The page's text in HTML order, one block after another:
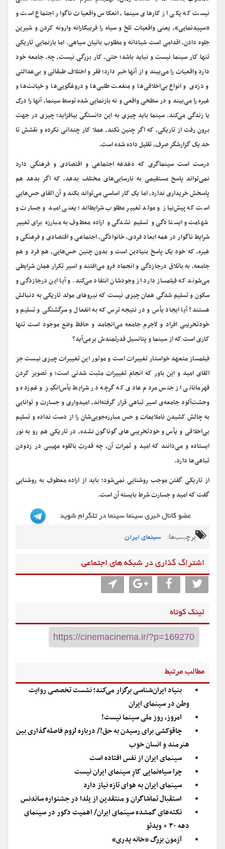
نیست که یکی از کارهای سینما، انعکاس واقعیات ناگوار اجتماع است و
«سپیدنمایی»، یعنی واقعیات تلخ و سیاه را فریبکارانه وارونه کردن و شیرین
جلوه دادن، اقدامی است شیادانه و مطلوب بانیان سیاهی‌. اما بازنمایی تاریکی
تنها کار سینما نیست و نباید باشد؛ حتی، کار بزرگی نیست، چه، جامعه خود
دارد واقعیات را می‌بیند و از آنها خبر دارد؛ فقر و اختلاف طبقاتی و بی‌عدالتی
و دزدی‌ و انواع بی‌اخلاقی‌ها و منفعت طلبی‌ها و دروغگویی‌ها و خیانت‌ها و
غیره را می‌بیند و در سطحی واقعی و نه بازنمایی شده توسط سینما، آنها را درک
یا زندگی می‌کند. سینما باید چیزی به این دانستگی‌ بیافزاید؛ چیزی در جهت
برون رفت از تاریکی، که اگر چنین نکند، عملا کار چندانی نکرده و نقشش تا
حد یک گزارشگر صرف، تقلیل داده شده است.
درست است سینماگری که دغدغه اجتماعی و اقتصادی و فرهنگی دارد
نمی‌تواند پاسخ مستقیمی به نارسایی‌های مختلف بدهد، که اگر بدهد هم
پاسخش خریداری ندارد، اما یک کار اساسی می‌تواند بکند و آن القای حس‌هایی
است که پیش‌نیاز و مولد تغییر مطلوب شرایط‌‌‌اند؛ یعنی امید و جسارت و
شهامت و ایستادگی و تسلیم نشدگی و اراده معطوف به مبارزه برای تغییر
شرایط ناگوار در همه ابعاد فردی، خانوادگی، اجتماعی و اقتصادی و فرهنگی و
غیره، که خود یک پاسخ بنیادین است و بدون چنین حس‌هایی، هم فرد و هم
جامعه، به باتلاق درجازدگی و انجماد فرو می‌افتند و اسیر تکرار همان شرایطی
می‌شوند که فیلمساز دارد از وجودشان انتقاد می‌کند. و آیا این درجازدگی و
سکون و تسلیم شدگی همان چیزی نیست که نیروهای مولد تاریکی به دنبالش
هستند؟ آیا ایجاد یأس و در نتیجه ترس که به انفعال و سرگشتگی و تسلیم و
خودتخریبی افراد و لاجرم جامعه می‌انجامد و حافظ وضع موجود است تنها
کاری است که از سینما و پتانسیل قدرتمندش برمی‌آید؟
فیلمساز متعهد خواستار تغییرات است و موتور این تغییرات چیزی نیست جز
القای امید و این باور که انجام تغییرات مثبت شدنی است؛ و تصویر کردن
قهرمانانی از جنس مردم عادی که گرچه در شرایط یأس‌انگیز و غم‌زده و
وحشت‌آلود جامعه‌ی اسیر تباهی قرار گرفته‌اند، امیدواری و جسارت و توانایی
به چالش کشیدن ناملایمات و حس مبارزه‌جویی‌شان‌ را از دست نداده و تسلیم
بی‌اخلاقی‌ و یأس و خودتخریبی‌های گوناگون نشده، در تاریکی هم رو به نور
ایستاده و می‌دانند که امید و ثمرات آن، چه قدرت بالقوه مهیبی در زدودن
تباهی‌ها دارد.
از تاریکی گفتن موجب روشنایی نمی‌شود؛ باید از اراده معطوف به روشنایی
گفت که امید و جسارت شرط بایسته آن است.
برچسب‌ها: سینمای ایران
اشتراگ گذاری در شبکه های اجتماعی
لینک کوتاه
مطالب مرتبط
بنیاد ایران‌شناسی برگزار می‌کند؛ نشست تخصصی روایت
وطن در سینمای ایران
امروز، روز ملی سینما نیست!
چاقوکشی برای رسیدن به حق!/ درباره لزوم فاصله‌گذاری بین
هنرمند و انسان خوب
سینمای ایران از نفس افتاده است
چرا سیاه‌نمایی کارِ سینمای ایران نیست
سینمای ایران به هوای تازه نیاز دارد
استقبال تماشاگران و منتقدین از یلدا در جشنواره ساندنس‌
نکته‌های گمشده سینمای ایران/ اهمیت دکور در سینمای
دهه ۳۰ + ویدئو
آزمون بزرگ «خانه پدری»